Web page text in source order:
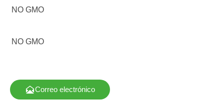
NO GMO
NO GMO
Correo electrónico